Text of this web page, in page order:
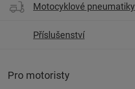
Motocyklové pneumatiky
Příslušenství
Pro motoristy